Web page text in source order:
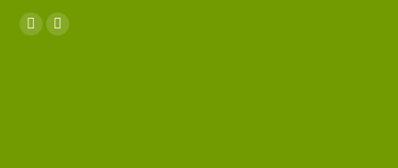
Encuéntranos en:
FacebookInstagram